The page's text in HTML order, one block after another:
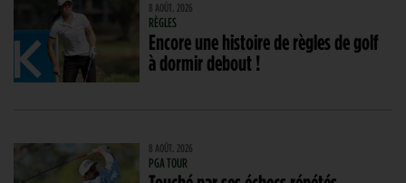
8 AOÛT. 2026
RÈGLES
Encore une histoire de règles de golf
à dormir debout !
8 AOÛT. 2026
PGA TOUR